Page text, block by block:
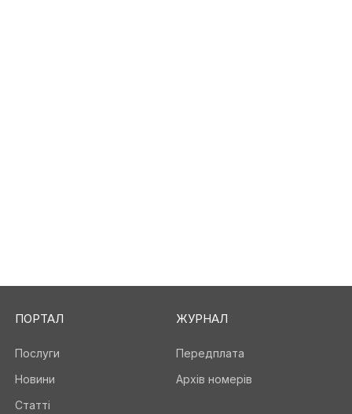
ПОРТАЛ
Послуги
Новини
Статті
ЖУРНАЛ
Передплата
Архів номерів